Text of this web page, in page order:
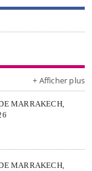
+ Afficher plus
MARRAKECH,
MARRAKECH,